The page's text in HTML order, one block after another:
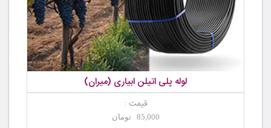
لوله پلی اتیلن ابیاری (میران)
قیمت :
85,000 تومان